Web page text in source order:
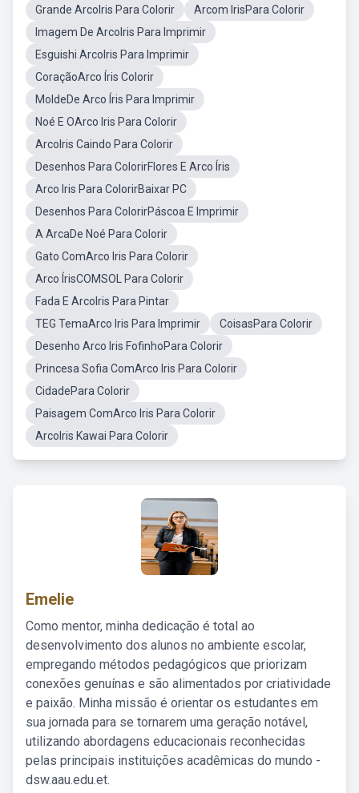
Grande ArcoIris Para Colorir
Arcom IrisPara Colorir
Imagem De ArcoIris Para Imprimir
Esguishi ArcoIris Para Imprimir
CoraçãoArco Íris Colorir
MoldeDe Arco Íris Para Imprimir
Noé E OArco Iris Para Colorir
ArcoIris Caindo Para Colorir
Desenhos Para ColorirFlores E Arco Íris
Arco Iris Para ColorirBaixar PC
Desenhos Para ColorirPáscoa E Imprimir
A ArcaDe Noé Para Colorir
Gato ComArco Iris Para Colorir
Arco ÍrisCOMSOL Para Colorir
Fada E ArcoIris Para Pintar
TEG TemaArco Iris Para Imprimir
CoisasPara Colorir
Desenho Arco Iris FofinhoPara Colorir
Princesa Sofia ComArco Iris Para Colorir
CidadePara Colorir
Paisagem ComArco Iris Para Colorir
ArcoIris Kawai Para Colorir
Emelie
Como mentor, minha dedicação é total ao
desenvolvimento dos alunos no ambiente escolar,
empregando métodos pedagógicos que priorizam
conexões genuínas e são alimentados por criatividade
e paixão. Minha missão é orientar os estudantes em
sua jornada para se tornarem uma geração notável,
utilizando abordagens educacionais reconhecidas
pelas principais instituições acadêmicas do mundo -
dsw.aau.edu.et.